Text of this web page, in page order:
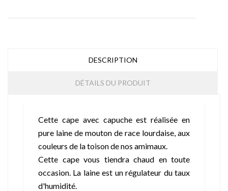
DESCRIPTION
DÉTAILS DU PRODUIT
Cette cape avec capuche est réalisée en
pure laine de mouton de race lourdaise, aux
couleurs de la toison de nos amimaux.
Cette cape vous tiendra chaud en toute
occasion. La laine est un régulateur du taux
d'humidité.